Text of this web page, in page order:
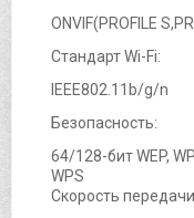
ONVIF(PROFILE
Стандарт Wi-Fi:
IEEE802.11b/g/n
Безопасность:
64/128-бит WEP,
WPS
Скорость